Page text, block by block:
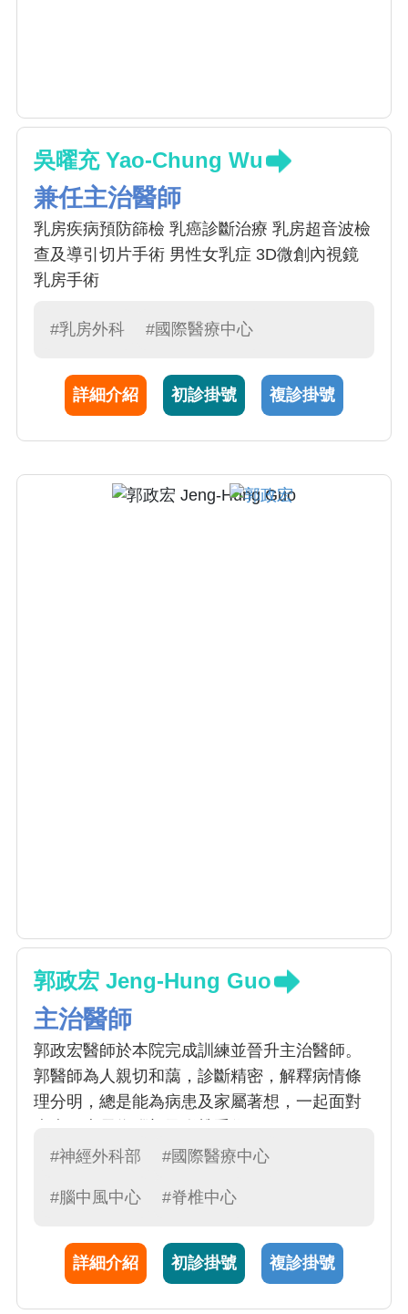
吳曜充 Yao-Chung Wu
兼任主治醫師
乳房疾病預防篩檢 乳癌診斷治療 乳房超音波檢
查及導引切片手術 男性女乳症 3D微創內視鏡
乳房手術
#乳房外科 #國際醫療中心
詳細介紹 初診掛號 複診掛號
郭政宏 Jeng-Hung Guo
主治醫師
郭政宏醫師於本院完成訓練並晉升主治醫師。
郭醫師為人親切和藹，診斷精密，解釋病情條
理分明，總是能為病患及家屬著想，一起面對
#神經外科部
#國際醫療中心
#腦中風中心 #脊椎中心
詳細介紹 初診掛號 複診掛號